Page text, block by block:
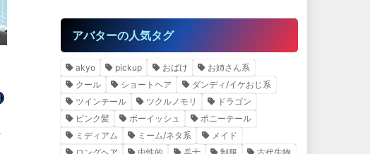
アバターの人気タグ
akyo pickup おばけ
お姉さん系
クール
ショートヘア
ダンディ/イケおじ系
ツインテール
ツクルノモリ
ドラゴン
ピンク髪
ボーイッシュ
ポニーテール
ミディアム
ミーム/ネタ系
メイド